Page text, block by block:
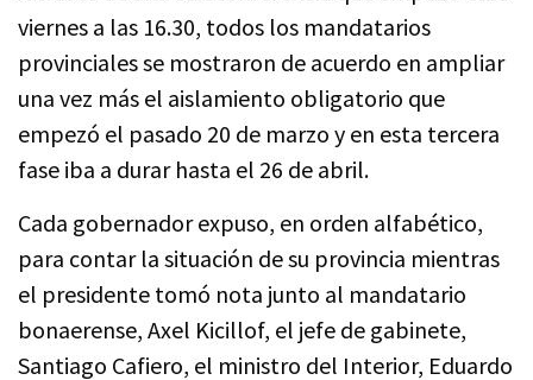
viernes a las 16.30, todos los mandatarios
provinciales se mostraron de acuerdo en ampliar
una vez más el aislamiento obligatorio que
empezó el pasado 20 de marzo y en esta tercera
fase iba a durar hasta el 26 de abril.
Cada gobernador expuso, en orden alfabético,
para contar la situación de su provincia mientras
el presidente tomó nota junto al mandatario
bonaerense, Axel Kicillof, el jefe de gabinete,
Santiago Cafiero, el ministro del Interior, Eduardo